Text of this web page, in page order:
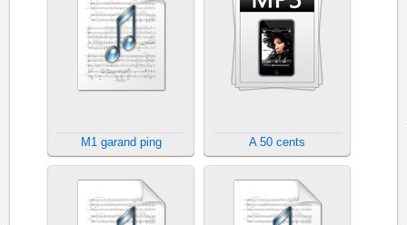
M1 garand ping A 50 cents